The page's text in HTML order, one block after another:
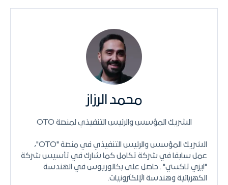
محمد الرزاز
الشريك المؤسس والرئيس التنفيذي لمنصة OTO
الشريك المؤسس والرئيس التنفيذي في منصة "OTO"،
عمل سابقا في شركة تكامل كما شارك في تأسيس شركة
"ايزي تاكسي" . حاصل على بكالوريوس في الهندسة
الكهربائية وهندسة الإلكترونيات.